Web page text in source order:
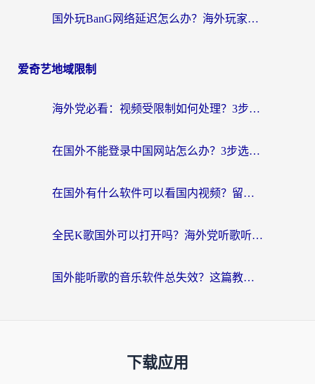
国外玩BanG网络延迟怎么办？海外玩家亲测有效的国服游戏加速指南
爱奇艺地域限制
海外党必看：视频受限制如何处理？3步解决国内剧番“看不了”难题
在国外不能登录中国网站怎么办？3步选对回国加速器，无缝刷剧、办业务
在国外有什么软件可以看国内视频？留学生亲测的追剧救星来了
全民K歌国外可以打开吗？海外党听歌听书无限制的实用指南
国外能听歌的音乐软件总失效？这篇教你怎么在海外流畅听网易云
下载应用